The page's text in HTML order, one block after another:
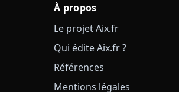
À propos
Le projet Aix.fr
Qui édite Aix.fr ?
Références
Mentions légales